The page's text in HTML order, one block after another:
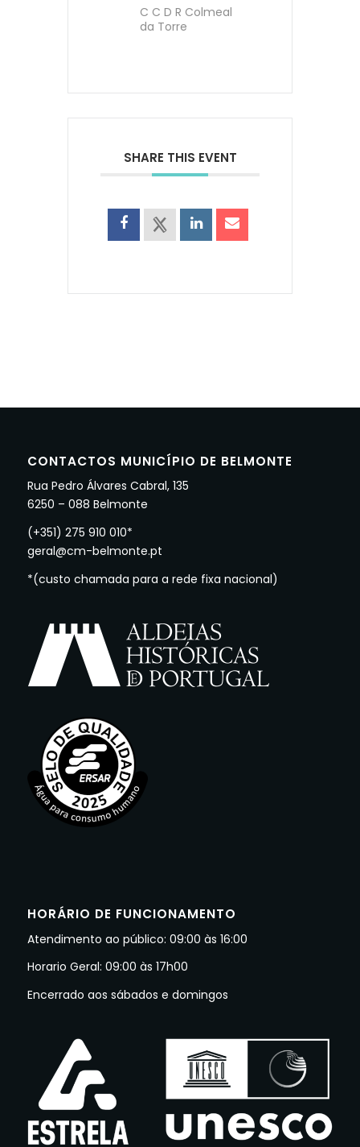
C C D R Colmeal
da Torre
SHARE THIS EVENT
CONTACTOS MUNICÍPIO DE BELMONTE
Rua Pedro Álvares Cabral, 135
6250 – 088 Belmonte
(+351) 275 910 010*
geral@cm-belmonte.pt
*(custo chamada para a rede fixa nacional)
HORÁRIO DE FUNCIONAMENTO
Atendimento ao público: 09:00 às 16:00
Horario Geral: 09:00 às 17h00
Encerrado aos sábados e domingos